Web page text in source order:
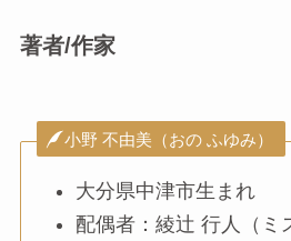
著者/作家
小野 不由美（おの ふゆみ）
大分県中津市生まれ
配偶者：綾辻 行人（ミ